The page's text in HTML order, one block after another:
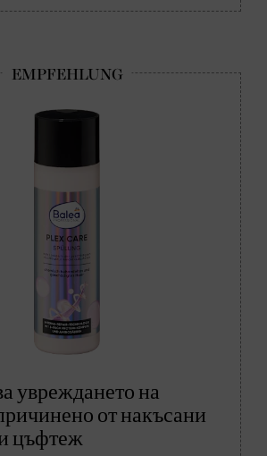
увреждането на
от накъсани
цъфтеж